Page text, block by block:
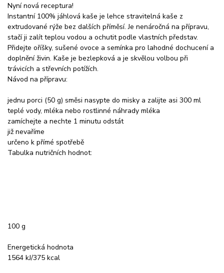
Nyní nová receptura!
Instantní 100% jáhlová kaše je lehce stravitelná kaše z
extrudované rýže bez dalších příměsí. Je nenáročná na přípravu,
stačí ji zalít teplou vodou a ochutit podle vlastních představ.
Přidejte oříšky, sušené ovoce a semínka pro lahodné dochucení a
doplnění živin. Kaše je bezlepková a je skvělou volbou při
trávicích a střevních potížích.
Návod na přípravu:
jednu porci (50 g) směsi nasypte do misky a zalijte asi 300 ml
teplé vody, mléka nebo rostlinné náhrady mléka
zamíchejte a nechte 1 minutu odstát
již nevaříme
určeno k přímé spotřebě
Tabulka nutričních hodnot:
100 g
Energetická hodnota
1564 kJ/375 kcal